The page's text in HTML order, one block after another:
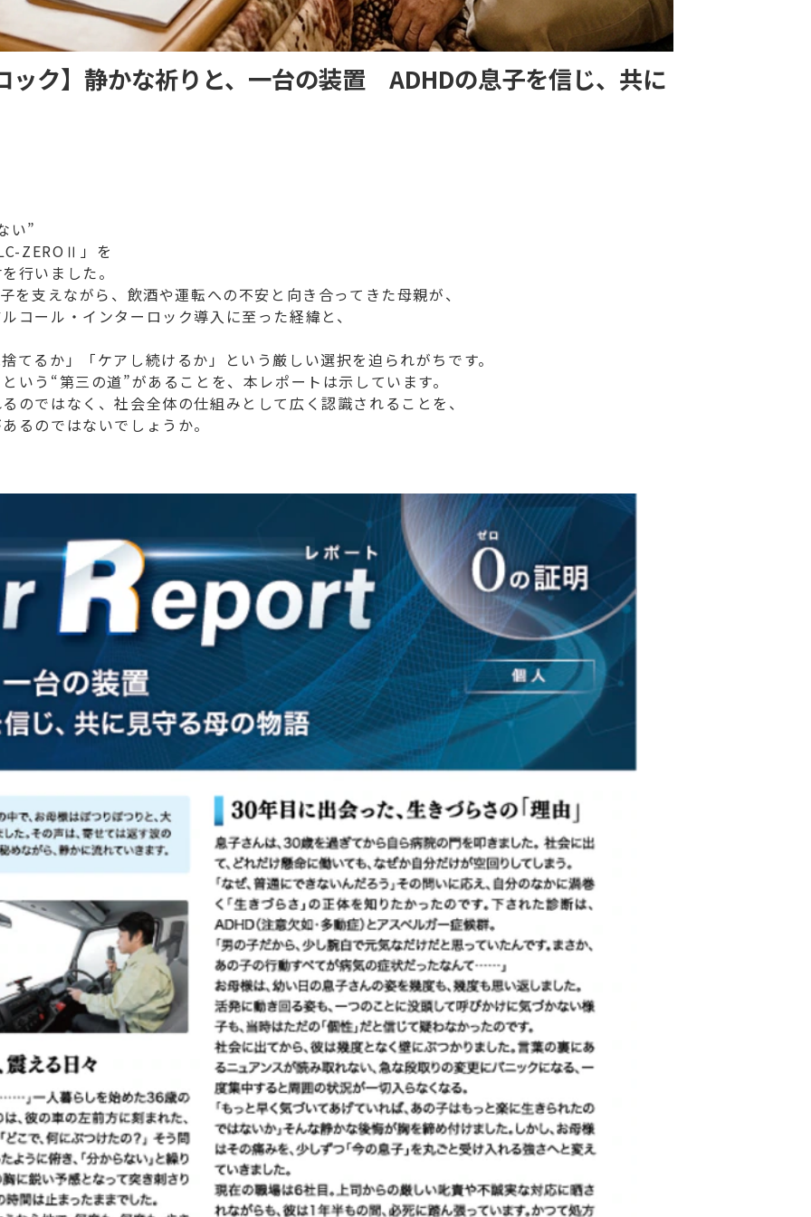
ック】静かな祈りと、一台の装置 ADHDの息子を信じ、共に
い”
ZEROⅡ」を
行いました。
を支えながら、飲酒や運転への不安と向き合ってきた母親が、
コール・インターロック導入に至った経緯と、
てるか」「ケアし続けるか」という厳しい選択を迫られがちです。
いう“第三の道”があることを、本レポートは示しています。
のではなく、社会全体の仕組みとして広く認識されることを、
るのではないでしょうか。